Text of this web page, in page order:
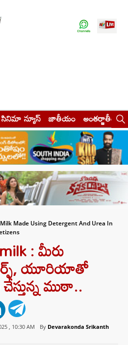
సినిమా న్యూస్ జాతీయం అంతర్జాతీయం
Made Using Detergent And Urea In
: మీరు
యూరియాతో
ముఠా..
, 10:30 AM By Devarakonda Srikanth